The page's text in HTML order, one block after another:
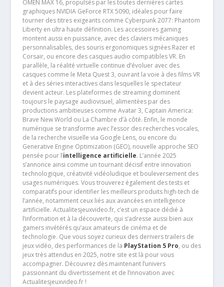
OMEN MAX 16, propulsés par les toutes dernières cartes
graphiques NVIDIA GeForce RTX 5090, idéales pour faire
tourner des titres exigeants comme Cyberpunk 2077: Phantom
Liberty en ultra haute définition. Les accessoires gaming
montent aussi en puissance, avec des claviers mécaniques
personnalisables, des souris ergonomiques signées Razer et
Corsair, ou encore des casques audio compatibles VR. En
parallèle, la réalité virtuelle continue d’évoluer avec des
casques comme le Meta Quest 3, ouvrant la voie à des films VR
et à des séries interactives dans lesquelles le spectateur
devient acteur. Les plateformes de streaming dominent
toujours le paysage audiovisuel, alimentées par des
productions ambitieuses comme Avatar 3, Captain America:
Brave New World ou La Chambre d’à côté. Enfin, le monde
numérique se transforme avec l’essor des recherches vocales,
de la recherche visuelle via Google Lens, ou encore du
Generative Engine Optimization (GEO), nouvelle approche SEO
pensée pour l’intelligence artificielle. L’année 2025
s’annonce ainsi comme un tournant décisif entre innovation
technologique, créativité vidéoludique et bouleversement des
usages numériques. Vous trouverez également des tests et
comparatifs pour identifier les meilleurs produits high-tech de
l’année, notamment ceux liés aux avancées en intelligence
artificielle. Actualitesjeuxvideo.fr, c’est un espace dédié à
l’information et à la découverte, qui s’adresse aussi bien aux
gamers invétérés qu’aux amateurs de cinéma et de
technologie. Que vous soyez curieux des derniers trailers de
jeux vidéo, des performances de la PlayStation 5 Pro, ou des
jeux très attendus en 2025, notre site est là pour vous
accompagner. Découvrez dès maintenant l’univers
passionnant du divertissement et de l’innovation avec
Actualitesjeuxvideo.fr !